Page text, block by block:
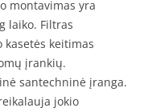
montavimas yra
laiko. Filtras
keitimas
įrankių.
santechninė įranga.
jokio